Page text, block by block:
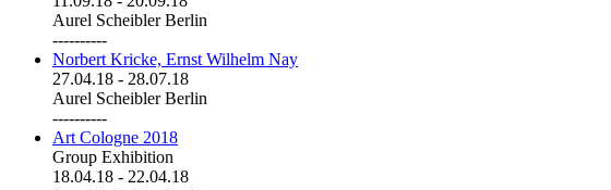
Aurel Scheibler Berlin
----------
Norbert Kricke, Ernst Wilhelm Nay
27.04.18 - 28.07.18
Aurel Scheibler Berlin
----------
Art Cologne 2018
Group Exhibition
18.04.18 - 22.04.18